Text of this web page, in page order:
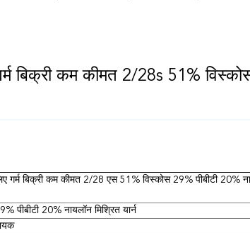
बिक्री कम कीमत 2/28s 51%
गर्म बिक्री कम कीमत 2/28 एस 51% विस्कोस 29% पीबीटी 20%
पीबीटी 20% नायलॉन मिश्रित यार्न